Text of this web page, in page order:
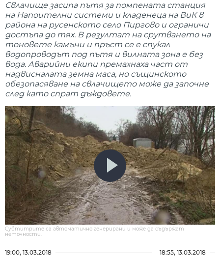
Свлачище засипа пътя за помпената станция
на Напоителни системи и кладенеца на ВиК в
района на русенското село Пиргово и ограничи
достъпа до тях. В резултат на срутването на
тоновете камъни и пръст се е спукал
водопроводът под пътя и вилната зона е без
вода. Аварийни екипи премахнаха част от
надвисналата земна маса, но същинското
обезопасяване на свлачището може да започне
след като спрат дъждовете.
Субтитрите са автоматично генерирани и може да съдържат
неточности.
19:00, 13.03.2018 18:55, 13.03.2018